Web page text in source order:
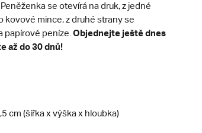
se otevírá na druk, z jedné
kovové mince, z druhé strany se
papírové peníze. Objednejte ještě dnes
až do 30 dnů!
cm (šířka x výška x hloubka)